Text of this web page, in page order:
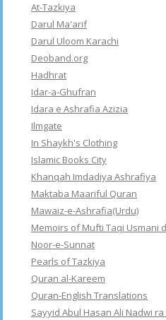
At-Tazkiya
Darul Ma'arif
Darul Uloom Karachi
Deoband.org
Hadhrat
Idar-a-Ghufran
Idara e Ashrafia Azizia
Ilmgate
In Shaykh's Clothing
Islamic Books City
Khanqah Imdadiya Ashrafiya
Maktaba Maariful Quran
Mawaiz-e-Ashrafia(Urdu)
Memoirs of Mufti Taqi Usmani
Noor-e-Sunnat
Pearls of Tazkiya
Quran al-Kareem
Quran-English Translations
Sayyid Abul Hasan Ali Nadwi